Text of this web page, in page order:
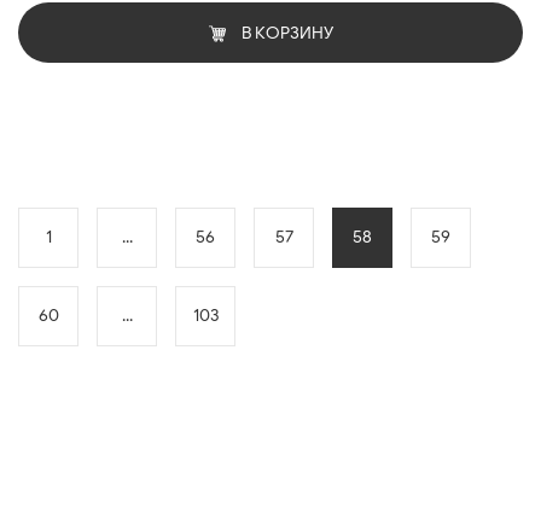
В КОРЗИНУ
1 ... 56 57 58 59
60 ... 103